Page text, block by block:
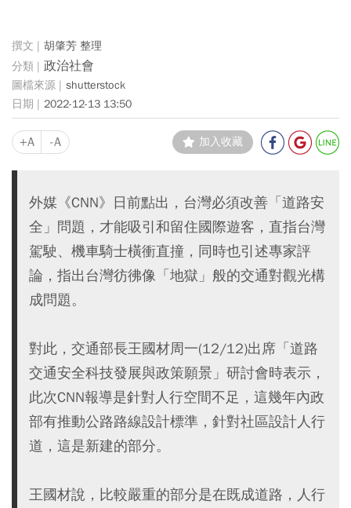
胡肇芳 整理
政治社會
shutterstock
2022-12-13 13:50
+A -A 加入收藏
外媒《CNN》日前點出，台灣必須改善「道路安
全」問題，才能吸引和留住國際遊客，直指台灣
駕駛、機車騎士橫衝直撞，同時也引述專家評
論，指出台灣彷彿像「地獄」般的交通對觀光構
成問題。
對此，交通部長王國材周一(12/12)出席「道路
交通安全科技發展與政策願景」研討會時表示，
此次CNN報導是針對人行空間不足，這幾年內政
部有推動公路路線設計標準，針對社區設計人行
道，這是新建的部分。
王國材說，比較嚴重的部分是在既成道路，人行